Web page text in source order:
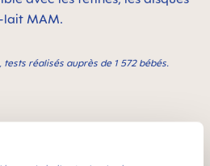
lait MAM.
réalisés auprès de 1 572 bébés.